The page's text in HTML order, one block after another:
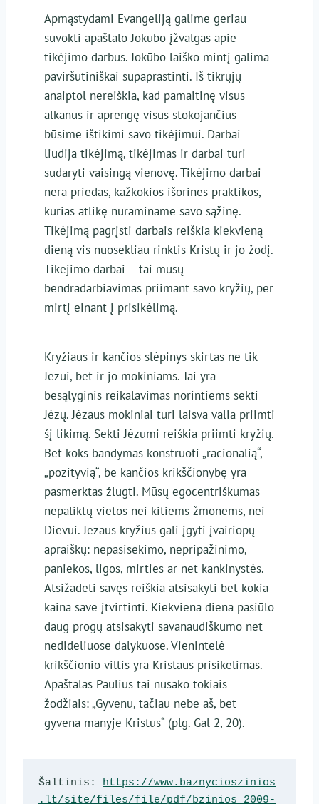
Apmąstydami Evangeliją galime geriau
suvokti apaštalo Jokūbo įžvalgas apie
tikėjimo darbus. Jokūbo laiško mintį galima
paviršutiniškai supaprastinti. Iš tikrųjų
anaiptol nereiškia, kad pamaitinę visus
alkanus ir aprengę visus stokojančius
būsime ištikimi savo tikėjimui. Darbai
liudija tikėjimą, tikėjimas ir darbai turi
sudaryti vaisingą vienovę. Tikėjimo darbai
nėra priedas, kažkokios išorinės praktikos,
kurias atlikę nuraminame savo sąžinę.
Tikėjimą pagrįsti darbais reiškia kiekvieną
dieną vis nuosekliau rinktis Kristų ir jo žodį.
Tikėjimo darbai – tai mūsų
bendradarbiavimas priimant savo kryžių, per
mirtį einant į prisikėlimą.
Kryžiaus ir kančios slėpinys skirtas ne tik
Jėzui, bet ir jo mokiniams. Tai yra
besąlyginis reikalavimas norintiems sekti
Jėzų. Jėzaus mokiniai turi laisva valia priimti
šį likimą. Sekti Jėzumi reiškia priimti kryžių.
Bet koks bandymas konstruoti „racionalią“,
„pozityvią“, be kančios krikščionybę yra
pasmerktas žlugti. Mūsų egocentriškumas
nepaliktų vietos nei kitiems žmonėms, nei
Dievui. Jėzaus kryžius gali įgyti įvairiopų
apraiškų: nepasisekimo, nepripažinimo,
paniekos, ligos, mirties ar net kankinystės.
Atsižadėti savęs reiškia atsisakyti bet kokia
kaina save įtvirtinti. Kiekviena diena pasiūlo
daug progų atsisakyti savanaudiškumo net
nedideliuose dalykuose. Vienintelė
krikščionio viltis yra Kristaus prisikėlimas.
Apaštalas Paulius tai nusako tokiais
žodžiais: „Gyvenu, tačiau nebe aš, bet
gyvena manyje Kristus“ (plg. Gal 2, 20).
Šaltinis: https://www.baznycioszinios
.lt/site/files/file/pdf/bzinios_2009-